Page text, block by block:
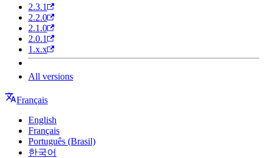
2.3.1
2.2.0
2.1.0
2.0.1
1.x.x
All versions
Français
English
Français
Português (Brasil)
한국어